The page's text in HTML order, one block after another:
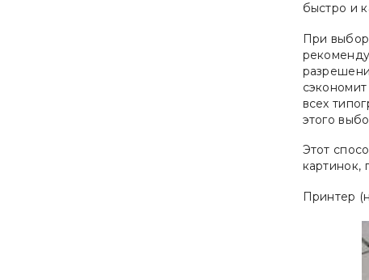
быстро и
При
всех
этого
Этот
картинок,
Принтер